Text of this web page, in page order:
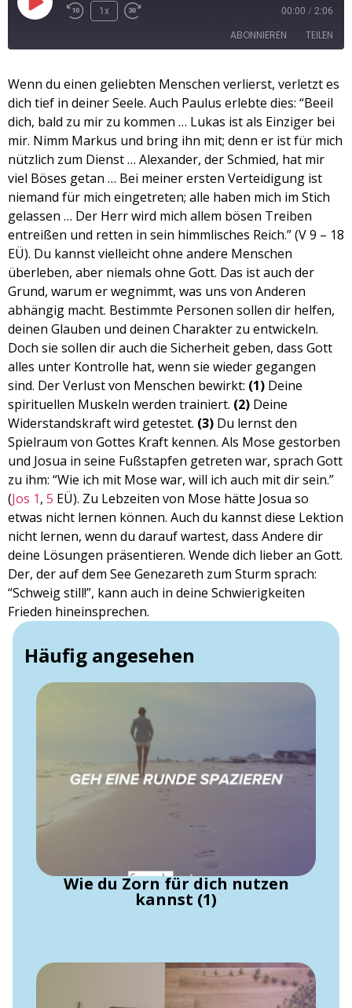
1x 00:00 / 2:06
ABONNIEREN TEILEN
Apple Podcasts Spotify
RSS FEED
TEILEN
LINK
EMBED
Wenn du einen geliebten Menschen verlierst, verletzt es
dich tief in deiner Seele. Auch Paulus erlebte dies: “Beeil
dich, bald zu mir zu kommen … Lukas ist als Einziger bei
mir. Nimm Markus und bring ihn mit; denn er ist für mich
nützlich zum Dienst … Alexander, der Schmied, hat mir
viel Böses getan … Bei meiner ersten Verteidigung ist
niemand für mich eingetreten; alle haben mich im Stich
gelassen … Der Herr wird mich allem bösen Treiben
entreißen und retten in sein himmlisches Reich.” (V 9 – 18
EÜ). Du kannst vielleicht ohne andere Menschen
überleben, aber niemals ohne Gott. Das ist auch der
Grund, warum er wegnimmt, was uns von Anderen
abhängig macht. Bestimmte Personen sollen dir helfen,
deinen Glauben und deinen Charakter zu entwickeln.
Doch sie sollen dir auch die Sicherheit geben, dass Gott
alles unter Kontrolle hat, wenn sie wieder gegangen
sind. Der Verlust von Menschen bewirkt: (1) Deine
spirituellen Muskeln werden trainiert. (2) Deine
Widerstandskraft wird getestet. (3) Du lernst den
Spielraum von Gottes Kraft kennen. Als Mose gestorben
und Josua in seine Fußstapfen getreten war, sprach Gott
zu ihm: “Wie ich mit Mose war, will ich auch mit dir sein.”
(Jos 1, 5 EÜ). Zu Lebzeiten von Mose hätte Josua so
etwas nicht lernen können. Auch du kannst diese Lektion
nicht lernen, wenn du darauf wartest, dass Andere dir
deine Lösungen präsentieren. Wende dich lieber an Gott.
Der, der auf dem See Genezareth zum Sturm sprach:
“Schweig still!”, kann auch in deine Schwierigkeiten
Frieden hineinsprechen.
Häufig angesehen
Wie du Zorn für dich nutzen
kannst (1)